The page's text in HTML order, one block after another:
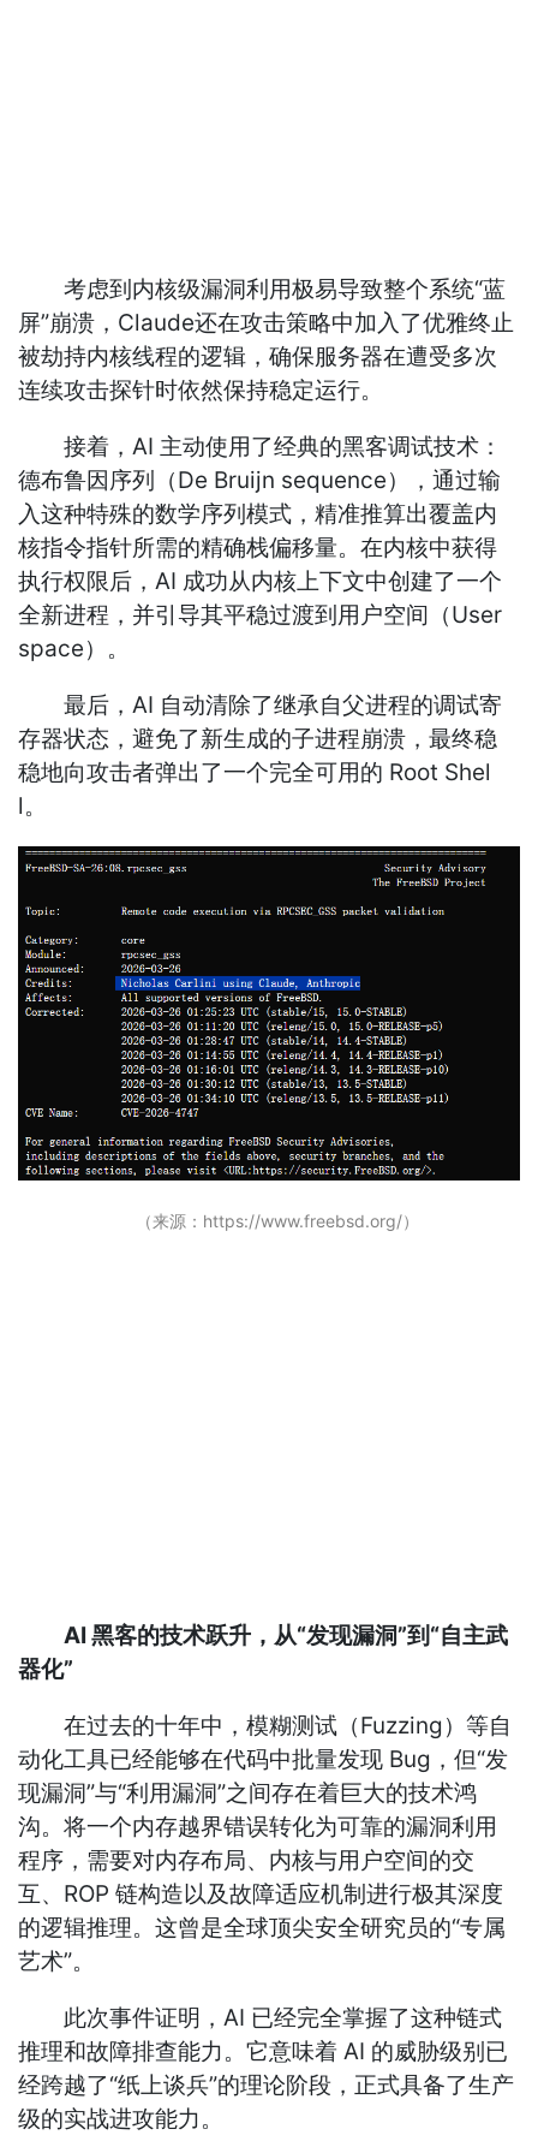
考虑到内核级漏洞利用极易导致整个系统“蓝
屏”崩溃，Claude还在攻击策略中加入了优雅终止
被劫持内核线程的逻辑，确保服务器在遭受多次
连续攻击探针时依然保持稳定运行。
接着，AI 主动使用了经典的黑客调试技术：
德布鲁因序列（De Bruijn sequence），通过输
入这种特殊的数学序列模式，精准推算出覆盖内
核指令指针所需的精确栈偏移量。在内核中获得
执行权限后，AI 成功从内核上下文中创建了一个
全新进程，并引导其平稳过渡到用户空间（User
space）。
最后，AI 自动清除了继承自父进程的调试寄
存器状态，避免了新生成的子进程崩溃，最终稳
稳地向攻击者弹出了一个完全可用的 Root Shel
l。
（来源：https://www.freebsd.org/）
AI 黑客的技术跃升，从“发现漏洞”到“自主武
器化”
在过去的十年中，模糊测试（Fuzzing）等自
动化工具已经能够在代码中批量发现 Bug，但“发
现漏洞”与“利用漏洞”之间存在着巨大的技术鸿
沟。将一个内存越界错误转化为可靠的漏洞利用
程序，需要对内存布局、内核与用户空间的交
互、ROP 链构造以及故障适应机制进行极其深度
的逻辑推理。这曾是全球顶尖安全研究员的“专属
艺术”。
此次事件证明，AI 已经完全掌握了这种链式
推理和故障排查能力。它意味着 AI 的威胁级别已
经跨越了“纸上谈兵”的理论阶段，正式具备了生产
级的实战进攻能力。